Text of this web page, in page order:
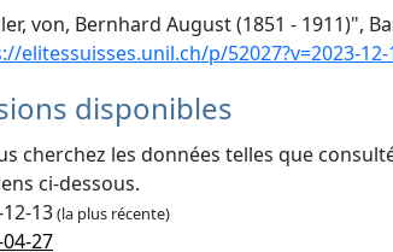
von, Bernhard August (1851 - 1911)",
elitessuisses.unil.ch/p/52027?v=2023-12-
disponibles
cherchez les données telles que
ci-dessous.
13(la plus récente)
27